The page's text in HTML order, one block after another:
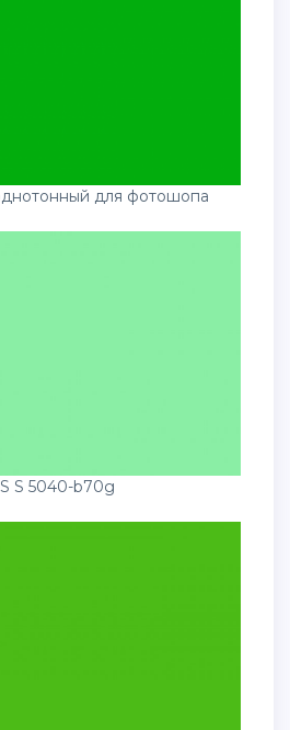
для фотошопа
S 5040-b70g